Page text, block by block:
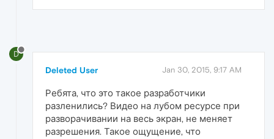
D
Deleted User Jan 30, 2015, 9:17 AM
Ребята, что это такое разработчики
разленились? Видео на лубом ресурсе при
разворачивании на весь экран, не меняет
разрешения. Такое ощущение, что